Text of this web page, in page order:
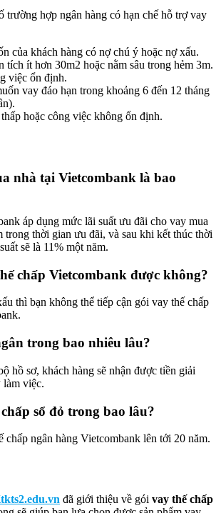
trường hợp ngân hàng có hạn chế hỗ trợ vay
của khách hàng có nợ chú ý hoặc nợ xấu.
tích ít hơn 30m2 hoặc nằm sâu trong hẻm 3m.
việc ổn định.
vay đáo hạn trong khoảng 6 đến 12 tháng
hoặc công việc không ổn định.
nhà tại Vietcombank là bao
áp dụng mức lãi suất ưu đãi cho vay mua
trong thời gian ưu đãi, và sau khi kết thúc thời
sẽ là 11% một năm.
chấp Vietcombank được không?
thì bạn không thể tiếp cận gói vay thế chấp
trong bao nhiêu lâu?
hồ sơ, khách hàng sẽ nhận được tiền giải
làm việc.
sổ đỏ trong bao lâu?
chấp ngân hàng Vietcombank lên tới 20 năm.
đã giới thiệu về gói vay thế chấp